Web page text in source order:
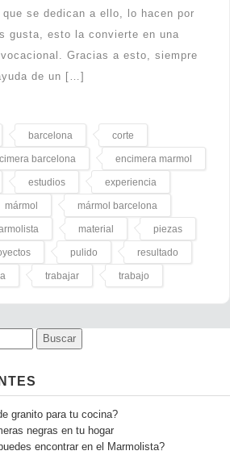
se dedican a ello, lo hacen por
gusta, esto la convierte en una
Gracias a esto, siempre
de un […]
barcelona corte
barcelona encimera marmol
estudios experiencia
mármol mármol barcelona
material piezas
pulido resultado
trabajar trabajo
granito para tu cocina?
negras en tu hogar
encontrar en el Marmolista?